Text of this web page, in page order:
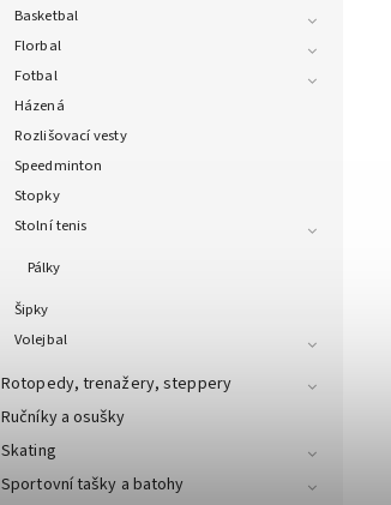
Basketbal
Florbal
Fotbal
Házená
Rozlišovací vesty
Speedminton
Stopky
Stolní tenis
Pálky
Šipky
Volejbal
Rotopedy, trenažery, steppery
Ručníky a osušky
Skating
Sportovní tašky a batohy